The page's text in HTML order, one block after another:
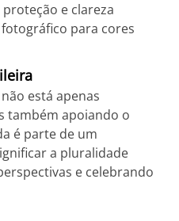
e clareza
para cores
está apenas
também apoiando o
é parte de um
a pluralidade
e celebrando